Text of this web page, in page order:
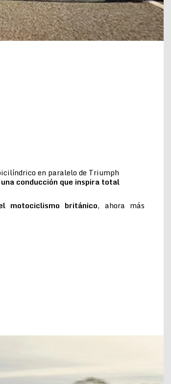
en paralelo de Triumph
conducción que inspira total
motociclismo británico, ahora más